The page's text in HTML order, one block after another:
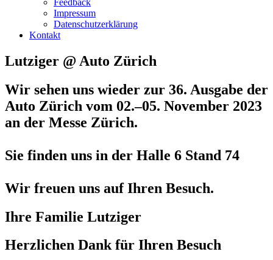
Impressum
Datenschutzerklärung
Kontakt
Lutziger @ Auto Zürich
Wir sehen uns wieder zur 36. Ausgabe der
Auto Zürich vom 02.–05. November 2023
an der Messe Zürich.
Sie finden uns in der Halle 6 Stand 74
Wir freuen uns auf Ihren Besuch.
Ihre Familie Lutziger
Herzlichen Dank für Ihren Besuch